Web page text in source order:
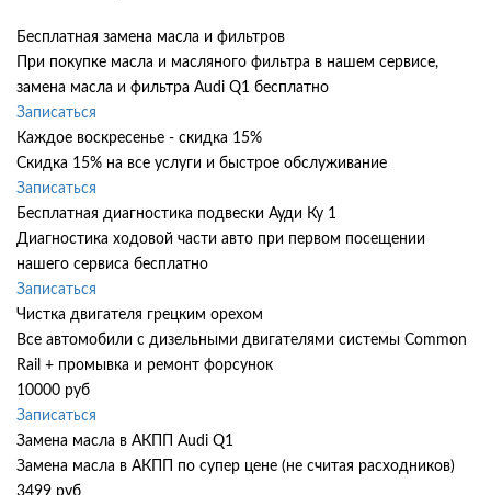
Бесплатная замена масла и фильтров
При покупке масла и масляного фильтра в нашем сервисе,
замена масла и фильтра Audi Q1 бесплатно
Записаться
Каждое воскресенье - скидка 15%
Скидка 15% на все услуги и быстрое обслуживание
Записаться
Бесплатная диагностика подвески Ауди Ку 1
Диагностика ходовой части авто при первом посещении
нашего сервиса бесплатно
Записаться
Чистка двигателя грецким орехом
Все автомобили c дизельными двигателями системы Common
Rail + промывка и ремонт форсунок
10000 руб
Записаться
Замена масла в АКПП Audi Q1
Замена масла в АКПП по супер цене (не считая расходников)
3499 руб